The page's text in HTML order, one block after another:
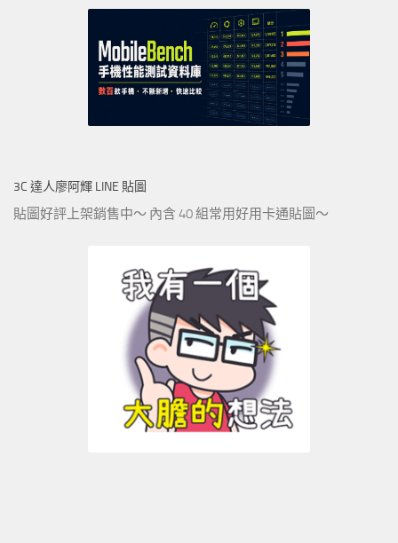
3C 達人廖阿輝 LINE 貼圖
貼圖好評上架銷售中～ 內含 40 組常用好用卡通貼圖～